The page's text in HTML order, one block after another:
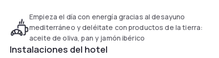
Empieza el día con energía gracias al desayuno
mediterráneo y deléitate con productos de la tierra:
aceite de oliva, pan y jamón ibérico
Instalaciones del hotel